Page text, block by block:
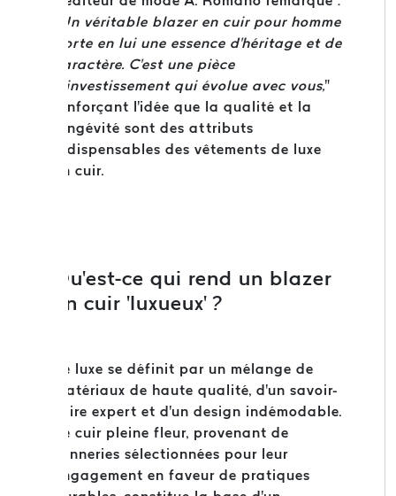
Un véritable blazer en cuir pour homme
porte en lui une essence d'héritage et de
caractère. C'est une pièce
d'investissement qui évolue avec vous,"
renforçant l'idée que la qualité et la
longévité sont des attributs
indispensables des vêtements de luxe
en cuir.
Qu'est-ce qui rend un blazer
en cuir 'luxueux' ?
Le luxe se définit par un mélange de
matériaux de haute qualité, d'un savoir-
faire expert et d'un design indémodable.
Le cuir pleine fleur, provenant de
tanneries sélectionnées pour leur
engagement en faveur de pratiques